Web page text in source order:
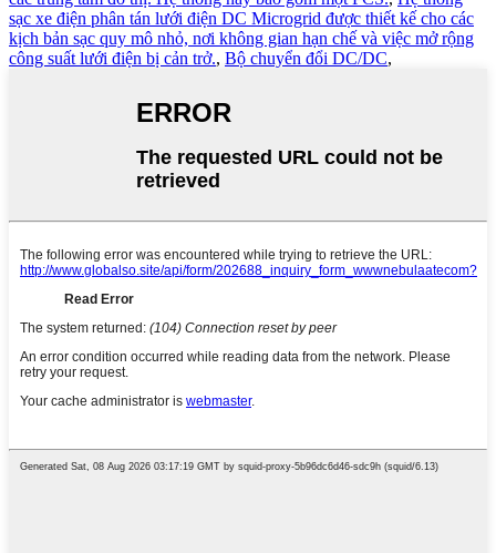
sạc xe điện phân tán lưới điện DC Microgrid được thiết kế cho các
kịch bản sạc quy mô nhỏ, nơi không gian hạn chế và việc mở rộng
công suất lưới điện bị cản trở., Bộ chuyển đổi DC/DC,